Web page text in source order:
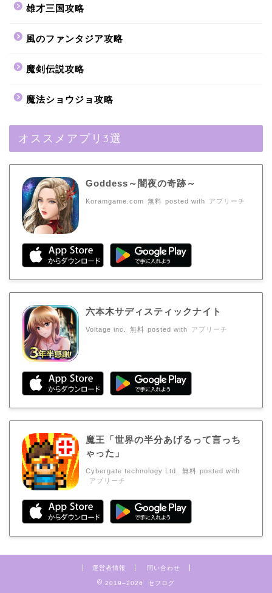
雄才三国攻略
風のファンタジア攻略
魔剣伝説攻略
魔法ショウジョ攻略
オススメアプリ3選
Goddess～闇夜の奇跡～
Koramgame.com 無料 posted with アプリーチ
六本木サディスティックナイト
Voltage inc. 無料 posted with アプリーチ
魔王「世界の半分あげるって言っち
ゃった」
Cybergate technology Ltd. 無料 posted with
アプリーチ
運営者情報 問い合わせ
2019–2026 セフログ